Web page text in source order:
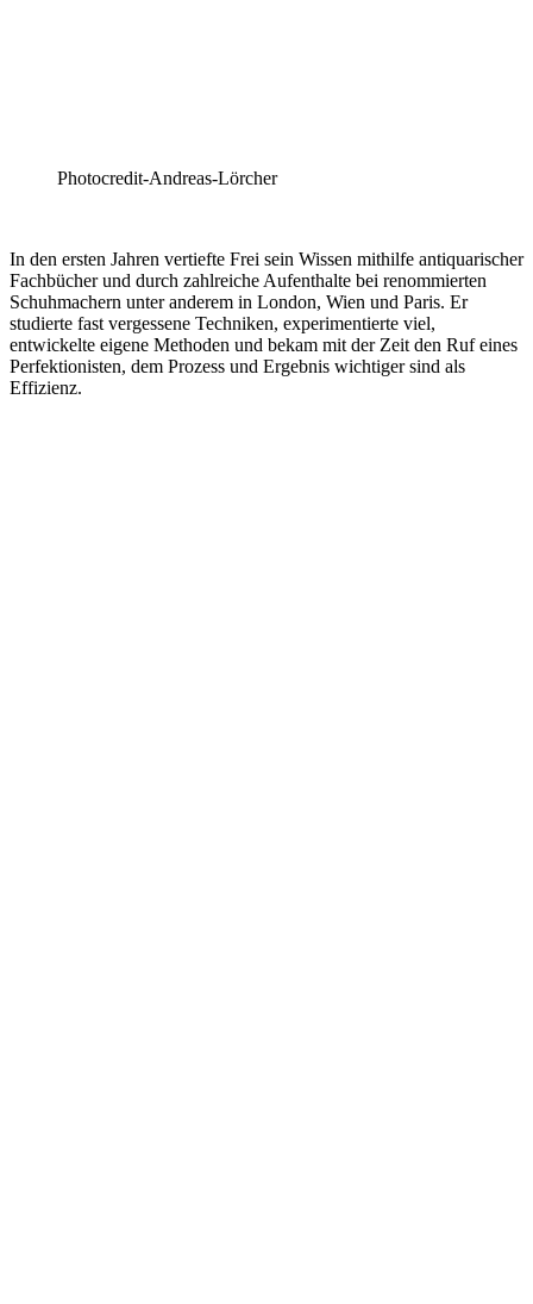
Photocredit-Andreas-Lörcher
In den ersten Jahren vertiefte Frei sein Wissen mithilfe antiquarischer
Fachbücher und durch zahlreiche Aufenthalte bei renommierten
Schuhmachern unter anderem in London, Wien und Paris. Er
studierte fast vergessene Techniken, experimentierte viel,
entwickelte eigene Methoden und bekam mit der Zeit den Ruf eines
Perfektionisten, dem Prozess und Ergebnis wichtiger sind als
Effizienz.